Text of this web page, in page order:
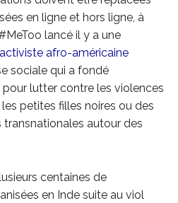
en ligne et hors ligne, à
lancé il y a une
afro-américaine
sociale qui a fondé
pour lutter contre les violences
petites filles noires ou des
autour des
centaines de
en Inde suite au viol